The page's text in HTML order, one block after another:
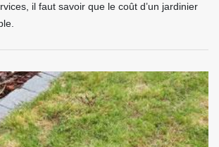
il faut savoir que le coût d’un jardinier